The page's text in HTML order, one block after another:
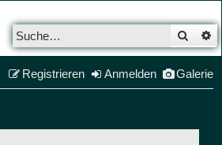
Galerie
Anmelden
Registrieren